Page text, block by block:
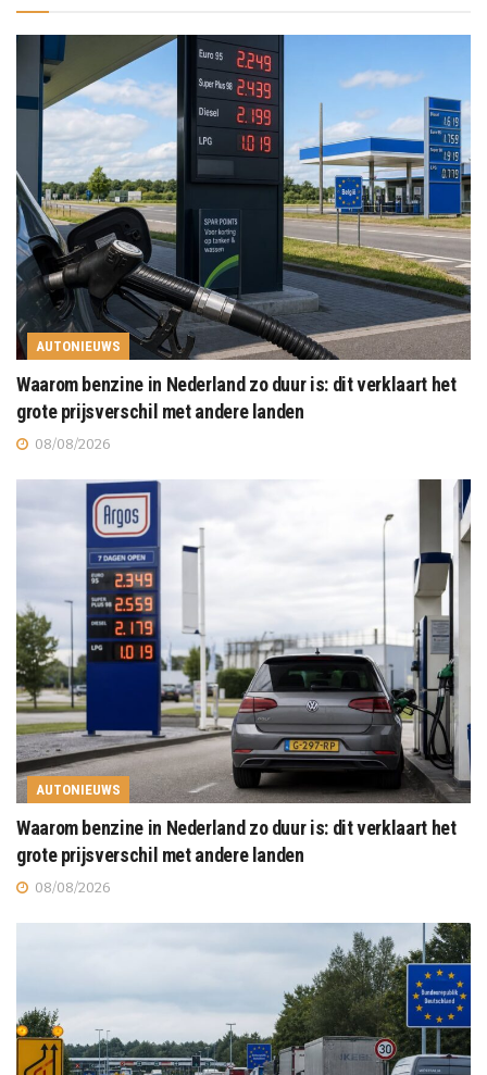
AUTONIEUWS
Waarom benzine in Nederland zo duur is: dit verklaart het
grote prijsverschil met andere landen
08/08/2026
AUTONIEUWS
Waarom benzine in Nederland zo duur is: dit verklaart het
grote prijsverschil met andere landen
08/08/2026